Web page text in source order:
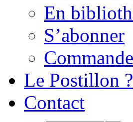
En
S’abonner
Le Postillon ?
Contact